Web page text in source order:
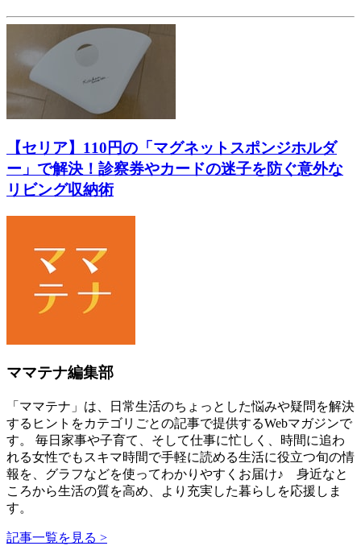
【セリア】110円の「マグネットスポンジホルダ
ー」で解決！診察券やカードの迷子を防ぐ意外な
リビング収納術
ママテナ編集部
「ママテナ」は、日常生活のちょっとした悩みや疑問を解決
するヒントをカテゴリごとの記事で提供するWebマガジンで
す。 毎日家事や子育て、そして仕事に忙しく、時間に追わ
れる女性でもスキマ時間で手軽に読める生活に役立つ旬の情
報を、グラフなどを使ってわかりやすくお届け♪ 身近なと
ころから生活の質を高め、より充実した暮らしを応援しま
す。
記事一覧を見る >